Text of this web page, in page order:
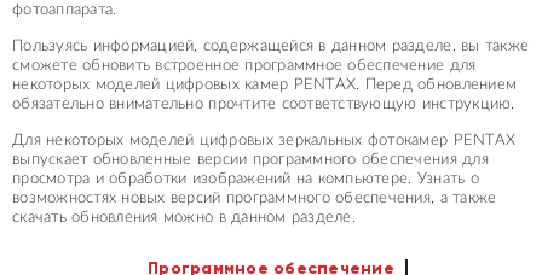
фотоаппарата.
Пользуясь информацией, содержащейся в данном разделе, вы также
сможете обновить встроенное программное обеспечение для
некоторых моделей цифровых камер PENTAX. Перед обновлением
обязательно внимательно прочтите соответствующую инструкцию.
Для некоторых моделей цифровых зеркальных фотокамер PENTAX
выпускает обновленные версии программного обеспечения для
просмотра и обработки изображений на компьютере. Узнать о
возможностях новых версий программного обеспечения, а также
скачать обновления можно в данном разделе.
Программное обеспечение